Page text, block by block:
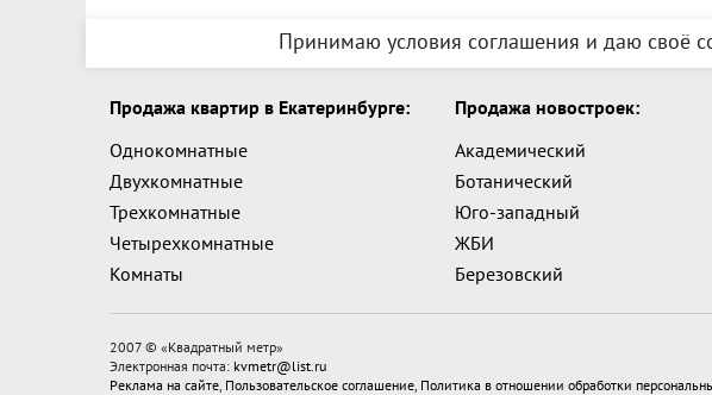
Принимаю условия соглашения и даю своё
Продажа квартир в Екатеринбурге:
Однокомнатные
Двухкомнатные
Трехкомнатные
Четырехкомнатные
Комнаты
Продажа новостроек:
Академический
Ботанический
Юго-западный
ЖБИ
Березовский
2007 © «Квадратный метр»
Электронная почта: kvmetr@list.ru
Реклама на сайте, Пользовательское соглашение, Политика в отношении обработки